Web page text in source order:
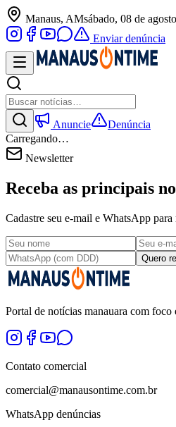
Manaus, AMsábado, 08 de agosto
Enviar denúncia
Anuncie
Denúncia
Carregando…
Newsletter
Receba as principais
Cadastre seu e-mail e WhatsApp
Quero
Portal de notícias manauara com
Contato comercial
comercial@manausontime.com.br
WhatsApp denúncias